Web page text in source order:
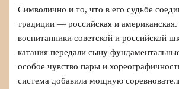
Символично и то, что в его судьбе
традиции — российская и
воспитанники советской и российской
катания передали сыну
особое чувство пары и
система добавила мощную